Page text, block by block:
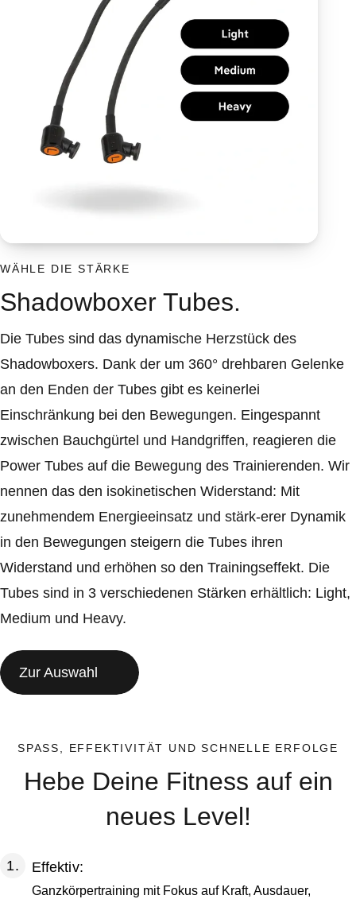
WÄHLE DIE STÄRKE
Shadowboxer Tubes.
Die Tubes sind das dynamische Herzstück des
Shadowboxers. Dank der um 360° drehbaren Gelenke
an den Enden der Tubes gibt es keinerlei
Einschränkung bei den Bewegungen. Eingespannt
zwischen Bauchgürtel und Handgriffen, reagieren die
Power Tubes auf die Bewegung des Trainierenden. Wir
nennen das den isokinetischen Widerstand: Mit
zunehmendem Energieeinsatz und stärk-erer Dynamik
in den Bewegungen steigern die Tubes ihren
Widerstand und erhöhen so den Trainingseffekt. Die
Tubes sind in 3 verschiedenen Stärken erhältlich: Light,
Medium und Heavy.
Zur Auswahl
SPASS, EFFEKTIVITÄT UND SCHNELLE ERFOLGE
Hebe Deine Fitness auf ein
neues Level!
Effektiv:
Ganzkörpertraining mit Fokus auf Kraft, Ausdauer,